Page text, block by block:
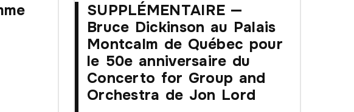
SUPPLÉMENTAIRE —
Bruce Dickinson au Palais
Montcalm de Québec pour
le 50e anniversaire du
Concerto for Group and
Orchestra de Jon Lord